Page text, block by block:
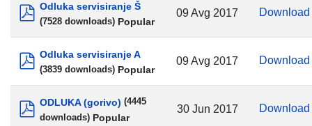
pdf
Odluka servisiranje Š
(7528 downloads) Popular
09 Avg 2017 Download
pdf
Odluka servisiranje A
(3839 downloads) Popular
09 Avg 2017 Download
ODLUKA (gorivo) (4445
downloads) Popular
30 Jun 2017 Download